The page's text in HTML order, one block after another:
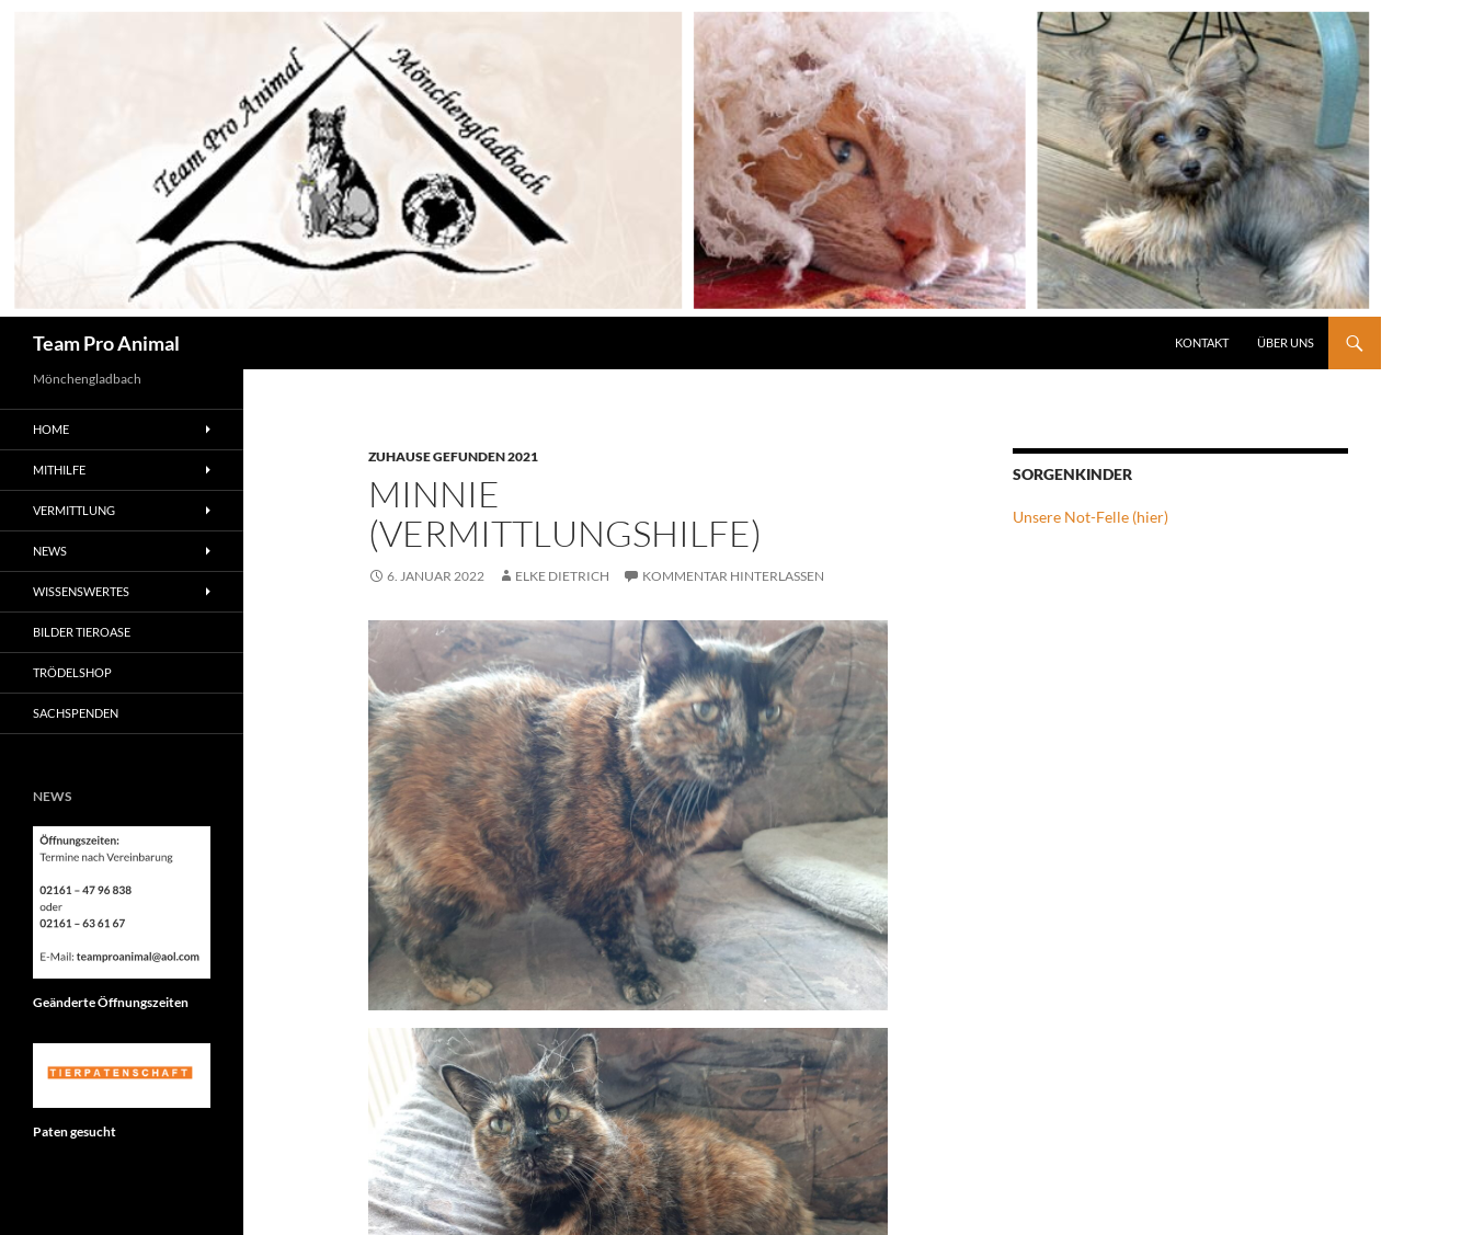
Team Pro Animal KONTAKT ÜBER UNS
ZUHAUSE GEFUNDEN 2021
MINNIE
(VERMITTLUNGSHILFE)
6. JANUAR 2022 ELKE DIETRICH KOMMENTAR HINTERLASSEN
SORGENKINDER
Unsere Not-Felle (hier)
Mönchengladbach
HOME
MITHILFE
VERMITTLUNG
NEWS
WISSENSWERTES
BILDER TIEROASE
TRÖDELSHOP
SACHSPENDEN
NEWS
Geänderte Öffnungszeiten
Paten gesucht